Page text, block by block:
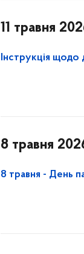
11 травня
Інструкція щодо
8 травня
8 травня - День